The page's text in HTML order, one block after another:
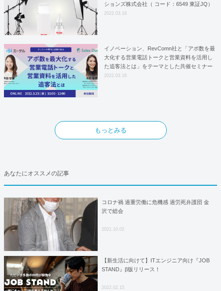
ションズ株式会社（ コード：6549 東証JQ）
はYFOSにおけるロジスティクスパートナー
2022.03.16
イノベーション、RevComn社と「アポ数を最
大化する営業電話トークと営業資料を活用し
た追客法とは」をテーマとした共催セミナー
を開催！
2022.03.16
もっとみる
あなたにオススメの記事
コロナ禍 過重労働に危機感 過労死弁護団 金
沢で総会
2021.10.02
【新生活に向けて】ITエンジニア向け『JOB
STAND』β版リリース！
2022.02.15